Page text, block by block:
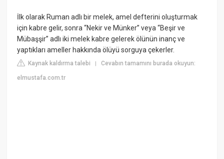
İlk olarak Ruman adlı bir melek, amel defterini oluşturmak
için kabre gelir, sonra “Nekir ve Münker” veya “Beşir ve
Mübaşşir” adlı iki melek kabre gelerek ölünün inanç ve
yaptıkları ameller hakkında ölüyü sorguya çekerler.
Kaynak kaldırma talebi |Cevabın tamamını burada okuyun:
elmustafa.com.tr